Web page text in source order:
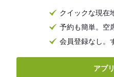
クイックな現在
予約も簡単。空
会員登録なし。
アプ